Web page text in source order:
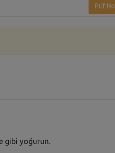
Püf
gibi yoğurun.